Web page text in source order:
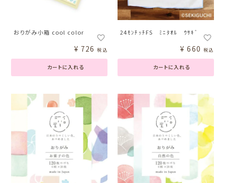
おりがみ小箱 cool color
カートに入れる
¥ 726 税込
24ﾓﾝﾁｯﾁFS ﾐﾆﾀｵﾙ ｳｻｷﾞ
カートに入れる
¥ 660 税込